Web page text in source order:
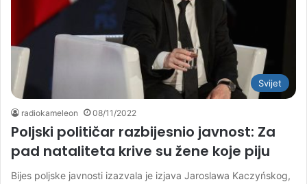
Svijet
radiokameleon 08/11/2022
Poljski političar razbijesnio javnost: Za
pad nataliteta krive su žene koje piju
Bijes poljske javnosti izazvala je izjava Jaroslawa Kaczyńskog,